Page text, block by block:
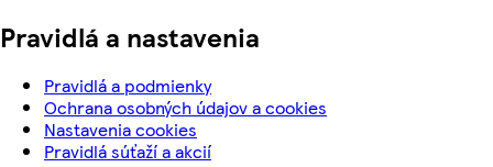
Pravidlá a nastavenia
Pravidlá a podmienky
Ochrana osobných údajov a cookies
Nastavenia cookies
Pravidlá súťaží a akcií